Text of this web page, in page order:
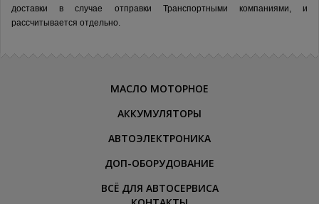
доставки в случае отправки Транспортными компаниями, и
рассчитывается отдельно.
МАСЛО МОТОРНОЕ
АККУМУЛЯТОРЫ
АВТОЭЛЕКТРОНИКА
ДОП-ОБОРУДОВАНИЕ
ВСЁ ДЛЯ АВТОСЕРВИСА